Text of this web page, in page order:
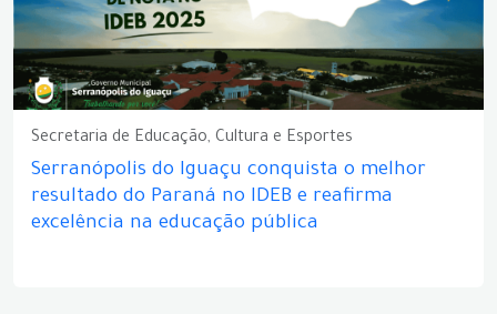
Secretaria de Educação, Cultura e Esportes
Serranópolis do Iguaçu conquista o melhor
resultado do Paraná no IDEB e reafirma
excelência na educação pública